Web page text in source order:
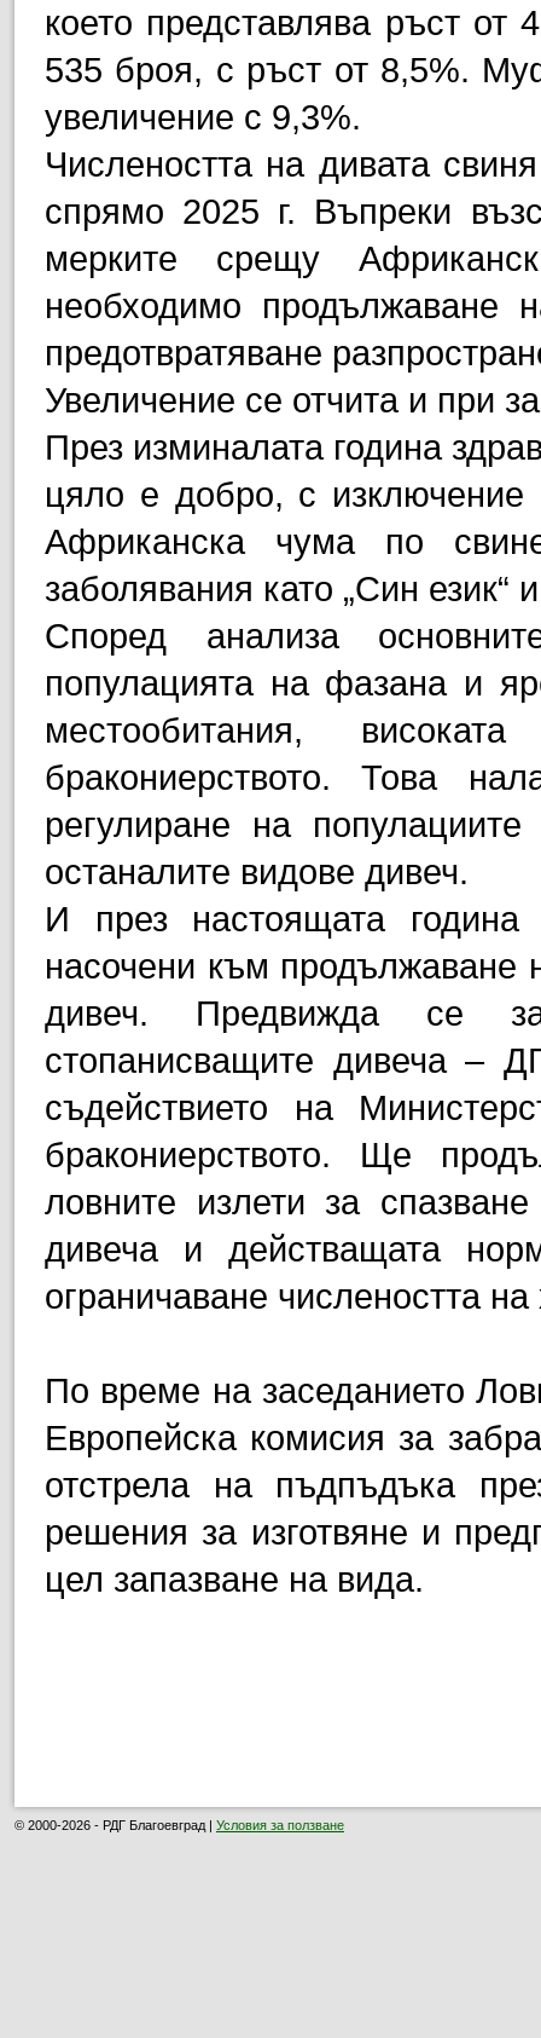
което представлява ръст от
535 броя, с ръст от 8,5%.
увеличение с 9,3%.
Числеността на дивата
спрямо 2025 г. Въпреки
мерките срещу
необходимо продължаване
предотвратяване
Увеличение се отчита и при
През изминалата година
цяло е добро, с изключение
Африканска чума по
заболявания като „Син
Според анализа
популацията на фазана и
местообитания,
бракониерството. Това
регулиране на
останалите видове дивеч.
И през настоящата
насочени към продължаване
дивеч. Предвижда се
стопанисващите дивеча –
съдействието на
бракониерството. Ще
ловните излети за
дивеча и действащата
ограничаване числеността
По време на заседанието
Европейска комисия за
отстрела на пъдпъдъка
решения за изготвяне и
цел запазване на вида.
© 2000-2026 - РДГ Благоевград | Условия за ползване